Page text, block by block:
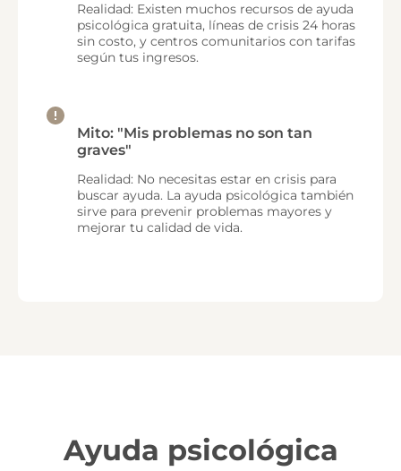
Realidad: Existen muchos recursos de ayuda
psicológica gratuita, líneas de crisis 24 horas
sin costo, y centros comunitarios con tarifas
según tus ingresos.
Mito: "Mis problemas no son tan
graves"
Realidad: No necesitas estar en crisis para
buscar ayuda. La ayuda psicológica también
sirve para prevenir problemas mayores y
mejorar tu calidad de vida.
Ayuda psicológica